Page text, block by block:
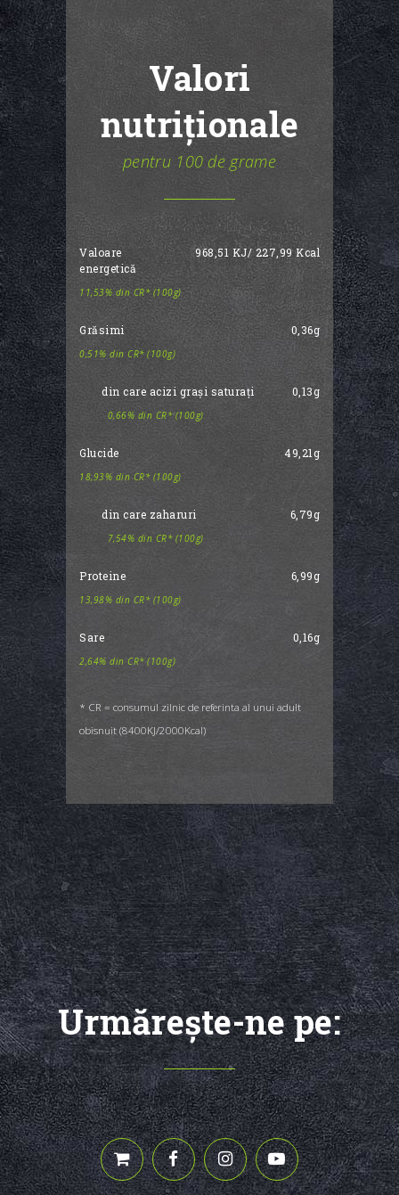
Valori
nutriționale
pentru 100 de grame
Valoare
energetică
968,51 KJ/ 227,99 Kcal
11,53% din CR* (100g)
Grăsimi 0,36g
0,51% din CR* (100g)
din care acizi grași saturați 0,13g
0,66% din CR* (100g)
Glucide 49,21g
18,93% din CR* (100g)
din care zaharuri 6,79g
7,54% din CR* (100g)
Proteine 6,99g
13,98% din CR* (100g)
Sare 0,16g
2,64% din CR* (100g)
* CR = consumul zilnic de referinta al unui adult
obisnuit (8400KJ/2000Kcal)
Urmăreşte-ne pe: